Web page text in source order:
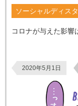
ソーシャルディス
コロナが与えた影響
2020年5月1日